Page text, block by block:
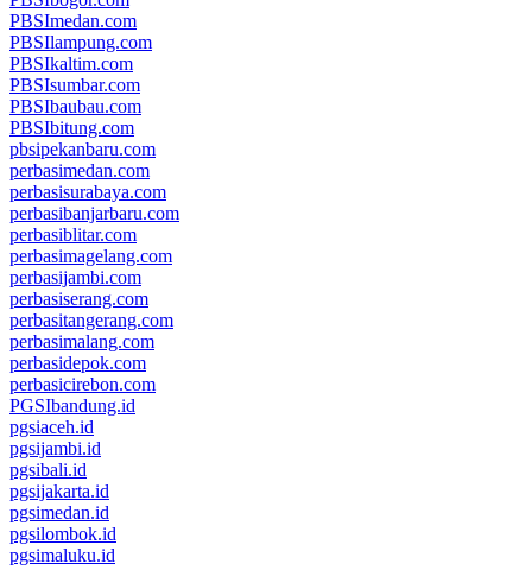
PBSImedan.com
PBSIlampung.com
PBSIkaltim.com
PBSIsumbar.com
PBSIbaubau.com
PBSIbitung.com
pbsipekanbaru.com
perbasimedan.com
perbasisurabaya.com
perbasibanjarbaru.com
perbasiblitar.com
perbasimagelang.com
perbasijambi.com
perbasiserang.com
perbasitangerang.com
perbasimalang.com
perbasidepok.com
perbasicirebon.com
PGSIbandung.id
pgsiaceh.id
pgsijambi.id
pgsibali.id
pgsijakarta.id
pgsimedan.id
pgsilombok.id
pgsimaluku.id